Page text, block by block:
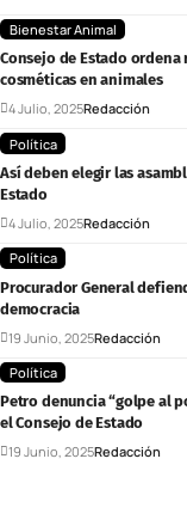
Bienestar Animal
Consejo de Estado
cosméticas en animales
4 Julio, 2025Redacción
Política
Así deben elegir las
Estado
4 Julio, 2025Redacción
Política
Procurador General
democracia
19 Junio, 2025Redacción
Política
Petro denuncia “golpe al
el Consejo de Estado
19 Junio, 2025Redacción